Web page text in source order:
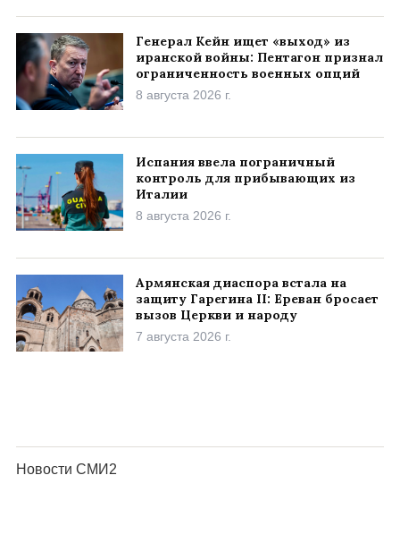
Генерал Кейн ищет «выход» из
иранской войны: Пентагон признал
ограниченность военных опций
8 августа 2026 г.
Испания ввела пограничный
контроль для прибывающих из
Италии
8 августа 2026 г.
Армянская диаспора встала на
защиту Гарегина II: Ереван бросает
вызов Церкви и народу
7 августа 2026 г.